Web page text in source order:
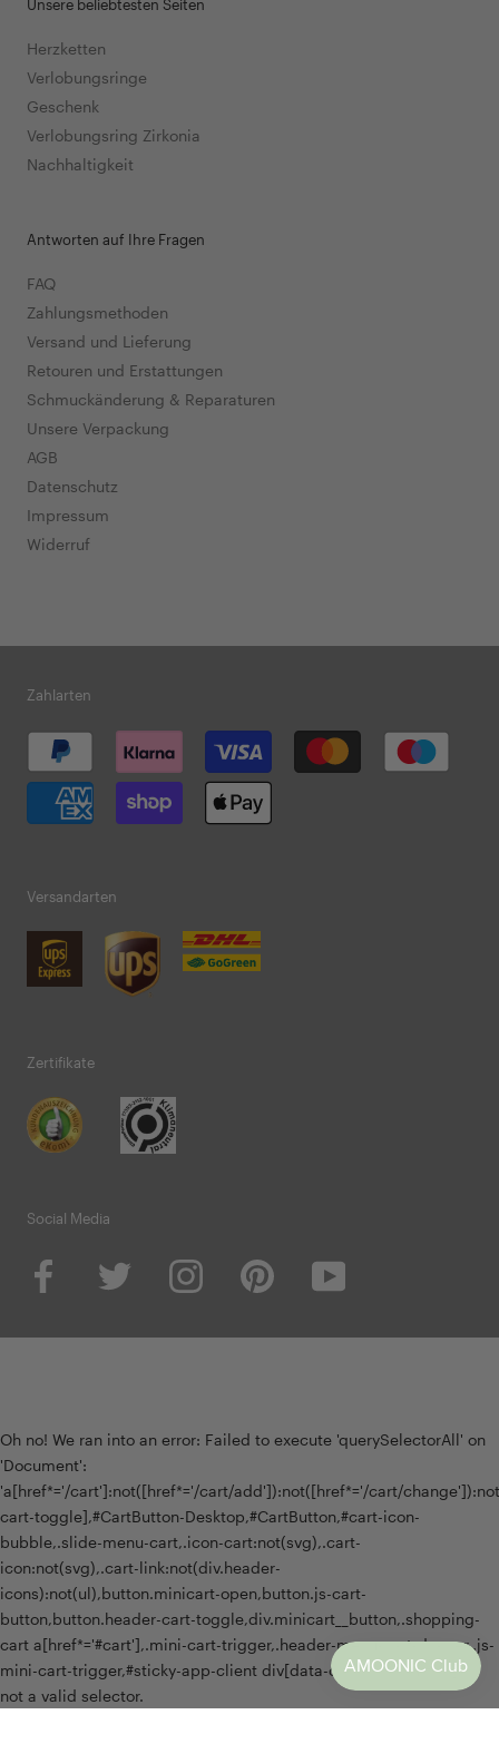
Unsere beliebtesten Seiten
Herzketten
Verlobungsringe
Geschenk
Verlobungsring Zirkonia
Nachhaltigkeit
Antworten auf Ihre Fragen
FAQ
Zahlungsmethoden
Versand und Lieferung
Retouren und Erstattungen
Schmuckänderung & Reparaturen
Unsere Verpackung
AGB
Datenschutz
Impressum
Widerruf
Zahlarten
Versandarten
Zertifikate
Social Media
Oh no! We ran into an error: Failed to execute 'querySelectorAll' on
'Document':
'a[href*='/cart']:not([href*='/cart/add']):not([href*='/cart/
cart-toggle],#CartButton-Desktop,#CartButton,#cart-icon-
bubble,.slide-menu-cart,.icon-cart:not(svg),.cart-
icon:not(svg),.cart-link:not(div.header-
icons):not(ul),button.minicart-open,button.js-cart-
button,button.header-cart-toggle,div.minicart__button,.shopping-
cart a[href*='#cart'],.mini-cart-trigger,.header-menu-cart-drawer,.js-
mini-cart-trigger,#sticky-app-client div[data-cl='sticky-button']' is
not a valid selector.